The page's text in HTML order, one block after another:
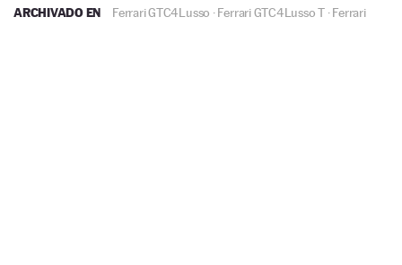
ARCHIVADO EN Ferrari GTC4Lusso ·Ferrari GTC4Lusso T ·Ferrari